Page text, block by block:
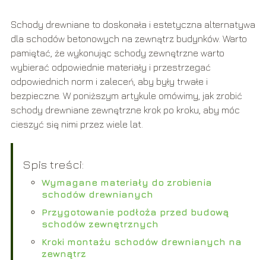
Schody drewniane to doskonała i estetyczna alternatywa
dla schodów betonowych na zewnątrz budynków. Warto
pamiętać, że wykonując schody zewnętrzne warto
wybierać odpowiednie materiały i przestrzegać
odpowiednich norm i zaleceń, aby były trwałe i
bezpieczne. W poniższym artykule omówimy, jak zrobić
schody drewniane zewnętrzne krok po kroku, aby móc
cieszyć się nimi przez wiele lat.
Spis treści:
Wymagane materiały do zrobienia
schodów drewnianych
Przygotowanie podłoża przed budową
schodów zewnętrznych
Kroki montażu schodów drewnianych na
zewnątrz